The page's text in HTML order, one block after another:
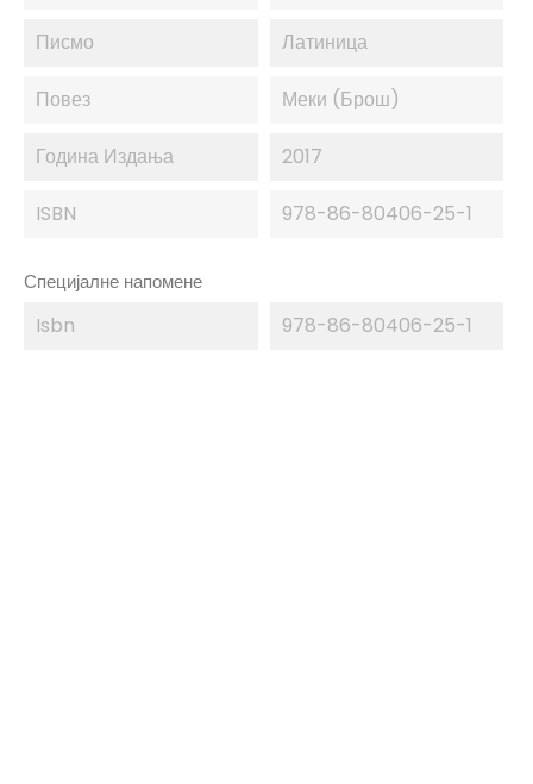
Писмо Латиница
Повез Меки (брош)
Година Издања 2017
ISBN 978-86-80406-25-1
Специјалне напомене
Isbn 978-86-80406-25-1